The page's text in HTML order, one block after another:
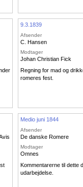
9.3.1839
Afsender
C. Hansen
Modtager
Johan Christian Fick
Regning for mad og
romeres fest.
Medio juni 1844
Afsender
De danske Romere
Modtager
Omnes
Kommentarerne til dette
udarbejdelse.